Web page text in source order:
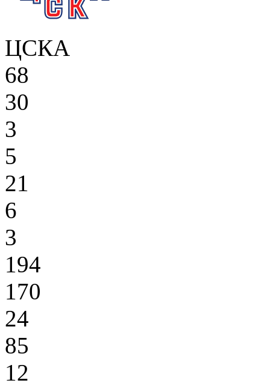
ЦСКА
68
30
3
5
21
6
3
194
170
24
85
12